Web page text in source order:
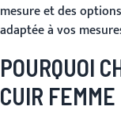
mesure et des
adaptée à vos
POURQUOI
CUIR FEMME